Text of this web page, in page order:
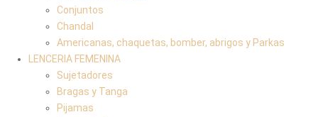
Conjuntos
Chandal
Americanas, chaquetas, bomber, abrigos y Parkas
LENCERIA FEMENINA
Sujetadores
Bragas y Tanga
Pijamas